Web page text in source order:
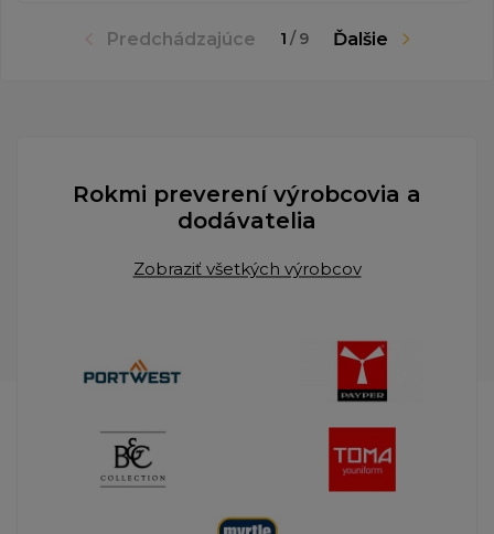
Predchádzajúce 1 / 9 Ďalšie
Rokmi preverení výrobcovia a
dodávatelia
Zobraziť všetkých výrobcov